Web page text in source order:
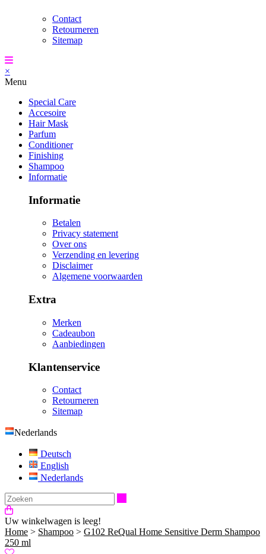
Contact
Retourneren
Sitemap
×
Menu
Special Care
Accesoire
Hair Mask
Parfum
Conditioner
Finishing
Shampoo
Informatie
Informatie
Betalen
Privacy statement
Over ons
Verzending en levering
Disclaimer
Algemene voorwaarden
Extra
Merken
Cadeaubon
Aanbiedingen
Klantenservice
Contact
Retourneren
Sitemap
Nederlands
Deutsch
English
Nederlands
Uw winkelwagen is leeg!
Home > Shampoo > G102 ReQual Home Sensitive Derm Shampoo
250 ml